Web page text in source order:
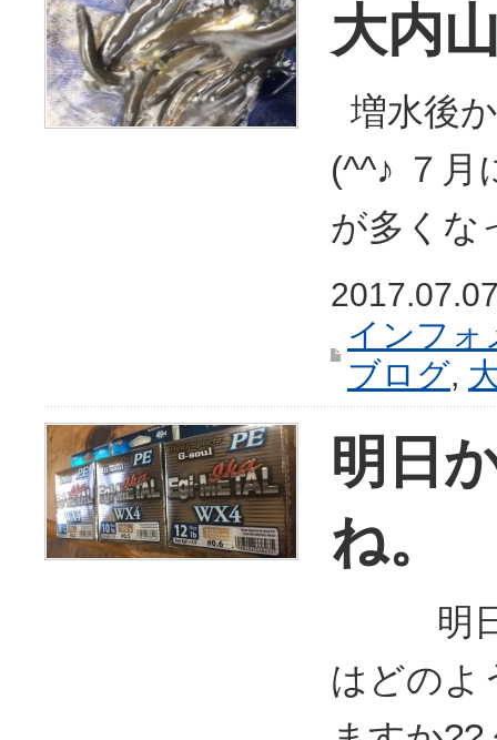
大内
増水後
(^^♪ ７月
が多くな
インフォ
ブログ,
明日
ね。
明日
はどのよ